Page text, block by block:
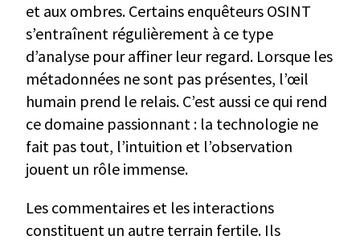
et aux ombres. Certains enquêteurs OSINT
s’entraînent régulièrement à ce type
d’analyse pour affiner leur regard. Lorsque les
métadonnées ne sont pas présentes, l’œil
humain prend le relais. C’est aussi ce qui rend
ce domaine passionnant : la technologie ne
fait pas tout, l’intuition et l’observation
jouent un rôle immense.
Les commentaires et les interactions
constituent un autre terrain fertile. Ils